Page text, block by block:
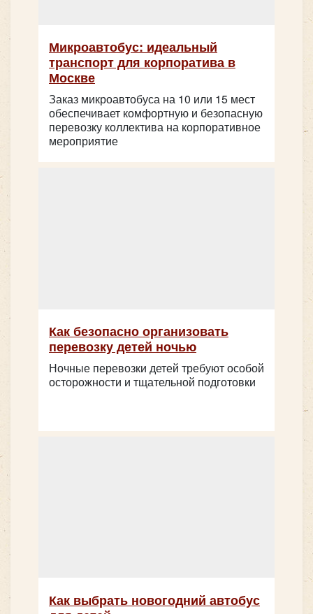
Higer KLQ6119 - серый на 47 мест
Класс:люкс
Цена от:2000 руб/час
Mercedes Sprinter VIP Свадебный
Количество мест:20
Цена от:1800 руб/час
Микроавтобус: идеальный
транспорт для корпоратива в
Москве
Заказ микроавтобуса на 10 или 15 мест
обеспечивает комфортную и безопасную
перевозку коллектива на корпоративное
мероприятие
Как безопасно организовать
перевозку детей ночью
Ночные перевозки детей требуют особой
осторожности и тщательной подготовки
Как выбрать новогодний автобус